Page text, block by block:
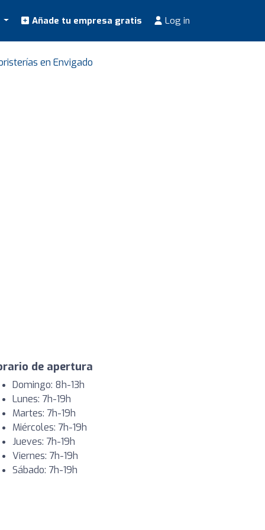
Añade tu empresa gratis Log in
en Envigado
de apertura
Domingo: 8h-13h
Lunes: 7h-19h
Martes: 7h-19h
Miércoles: 7h-19h
Jueves: 7h-19h
Viernes: 7h-19h
Sábado: 7h-19h